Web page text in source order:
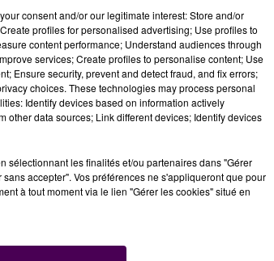
2020 : LES RÉSULTATS EN
consent and/or our legitimate interest: Store and/or
profiles for personalised advertising; Use profiles to
content performance; Understand audiences through
services; Create profiles to personalise content; Use
Ensure security, prevent and detect fraud, and fix errors;
choices. These technologies may process personal
Identify devices based on information actively
other data sources; Link different devices; Identify devices
sélectionnant les finalités et/ou partenaires dans "Gérer
accepter". Vos préférences ne s'appliqueront que pour
à tout moment via le lien "Gérer les cookies" situé en